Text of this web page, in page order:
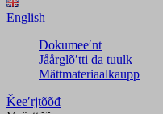
English
Dokumeeʹnt
Jåårǥlõʹtti da tuulk
Mättmateriaalkaupp
Ǩeeʹrjtõõđ